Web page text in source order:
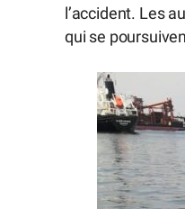
l’accident. Les
qui se